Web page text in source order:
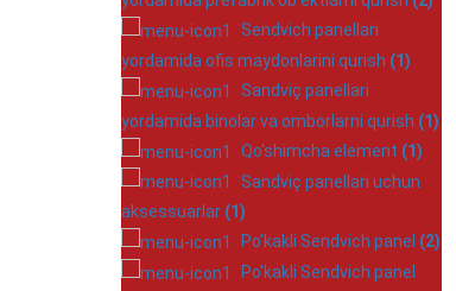
Sendvich panellari
yordamida ofis maydonlarini qurish (1)
Sandviç panellari
yordamida binolar va omborlarni qurish (1)
Qo'shimcha element (1)
Sandviç panellari uchun
aksessuarlar (1)
Po'kakli Sendvich panel (2)
Po'kakli Sendvich panel